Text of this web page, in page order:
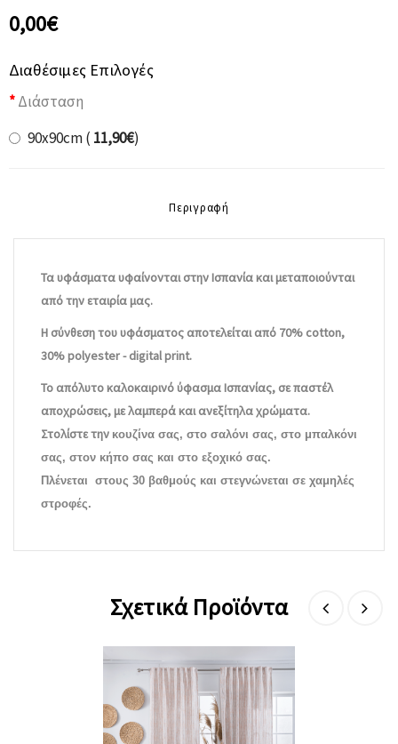
0,00€
Διαθέσιμες Επιλογές
Διάσταση
90x90cm ( 11,90€)
Περιγραφή
Τα υφάσματα υφαίνονται στην Ισπανία και μεταποιούνται
από την εταιρία μας.
Η σύνθεση του υφάσματος αποτελείται από 70% cotton,
30% polyester - digital print.
Το απόλυτο καλοκαιρινό ύφασμα Ισπανίας, σε παστέλ
αποχρώσεις, με λαμπερά και ανεξίτηλα χρώματα.
Στολίστε την κουζίνα σας, στο σαλόνι σας, στο μπαλκόνι
σας, στον κήπο σας και στο εξοχικό σας.
Πλένεται στους 30 βαθμούς και στεγνώνεται σε χαμηλές
στροφές.
Σχετικά Προϊόντα